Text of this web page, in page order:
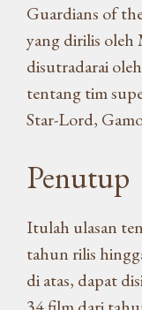
Guardians of
yang dirilis oleh
disutradarai
tentang tim
Star-Lord,
Penutup
Itulah ulasan
tahun rilis
di atas, dapat